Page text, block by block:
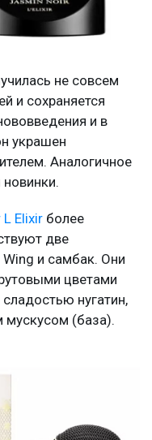
не совсем
и сохраняется
и в
украшен
Аналогичное
Elixir более
две
Wing и самбак. Они
цветами
нугатин,
(база).